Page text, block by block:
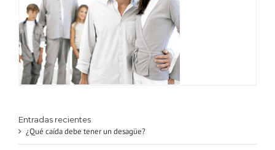
Entradas recientes
¿Qué caída debe tener un desagüe?